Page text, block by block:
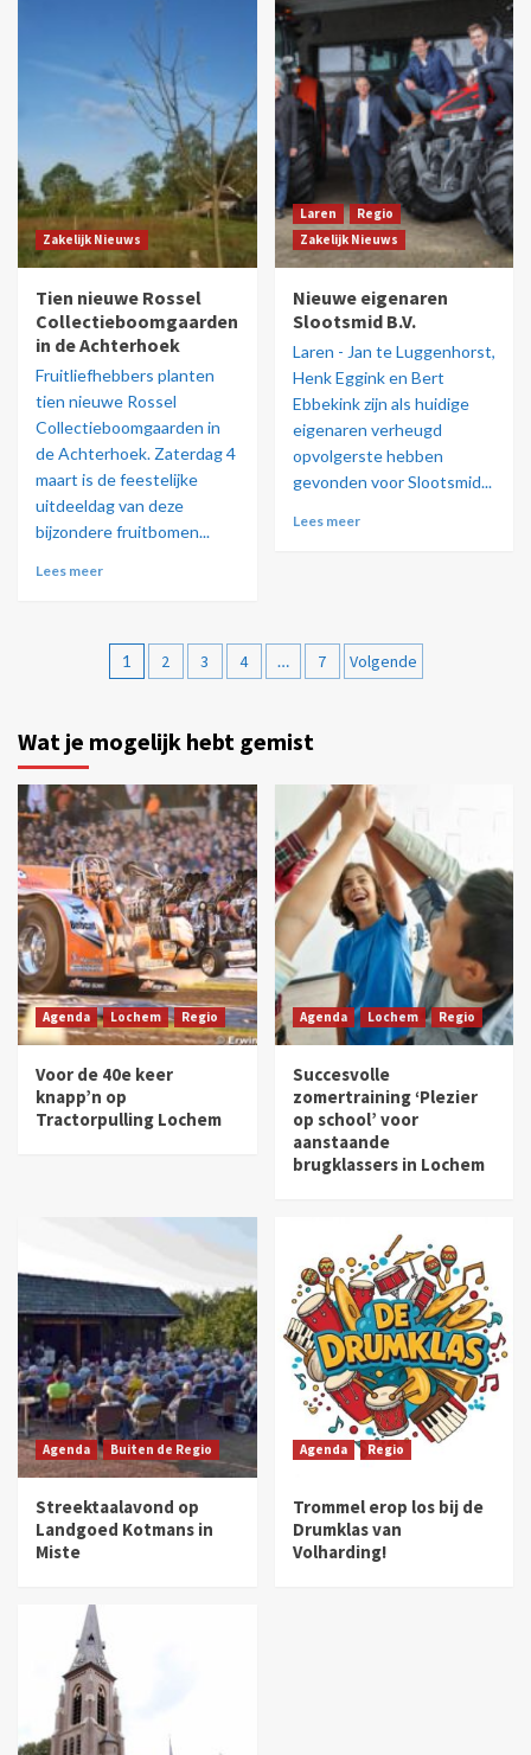
Zakelijk Nieuws
Tien nieuwe Rossel
Collectieboomgaarden
in de Achterhoek
Fruitliefhebbers planten
tien nieuwe Rossel
Collectieboomgaarden in
de Achterhoek. Zaterdag 4
maart is de feestelijke
uitdeeldag van deze
bijzondere fruitbomen...
Lees meer
Laren
Regio
Zakelijk Nieuws
Nieuwe eigenaren
Slootsmid B.V.
Laren - Jan te Luggenhorst,
Henk Eggink en Bert
Ebbekink zijn als huidige
eigenaren verheugd
opvolgerste hebben
gevonden voor Slootsmid...
Lees meer
1 2 3 4 … 7 Volgende
Wat je mogelijk hebt gemist
Agenda Lochem Regio
Voor de 40e keer
knapp’n op
Tractorpulling Lochem
Agenda Lochem Regio
Succesvolle
zomertraining ‘Plezier
op school’ voor
aanstaande
brugklassers in Lochem
Agenda Buiten de Regio
Streektaalavond op
Landgoed Kotmans in
Miste
Agenda Regio
Trommel erop los bij de
Drumklas van
Volharding!